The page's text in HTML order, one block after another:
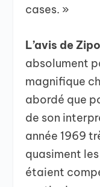
cases. »
L’avis de
absolument
magnifique
abordé que
de son
année 1969
quasiment
étaient